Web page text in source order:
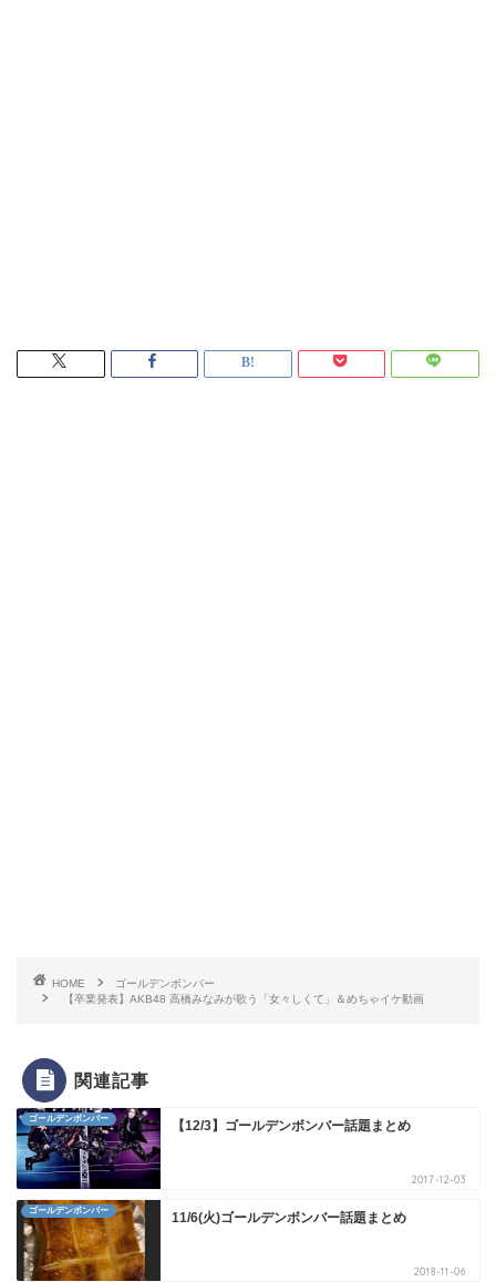
HOME
ゴールデンボンバー
【卒業発表】AKB48 高橋みなみが歌う「女々しくて」＆めちゃイケ動画
関連記事
ゴールデンボンバー 【12/3】ゴールデンボンバー話題まとめ
2017-12-03
ゴールデンボンバー 11/6(火)ゴールデンボンバー話題まとめ
2018-11-06